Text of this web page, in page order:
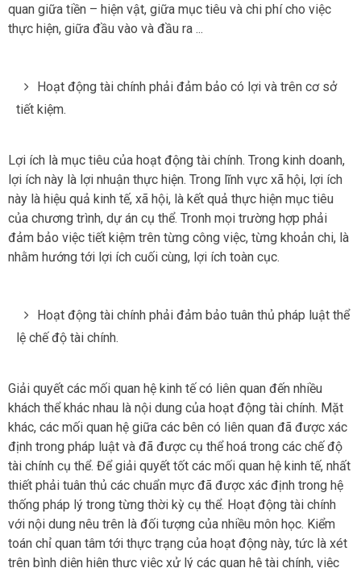
quan giữa tiền – hiện vật, giữa mục tiêu và chi phí cho việc
thực hiện, giữa đầu vào và đầu ra ...
Hoạt động tài chính phải đảm bảo có lợi và trên cơ sở
tiết kiệm.
Lợi ích là mục tiêu của hoạt động tài chính. Trong kinh doanh,
lợi ích này là lợi nhuận thực hiện. Trong lĩnh vực xã hội, lợi ích
này là hiệu quả kinh tế, xã hội, là kết quả thực hiện mục tiêu
của chương trình, dự án cụ thể. Tronh mọi trường hợp phải
đảm bảo việc tiết kiệm trên từng công việc, từng khoản chi, là
nhằm hướng tới lợi ích cuối cùng, lợi ích toàn cục.
Hoạt động tài chính phải đảm bảo tuân thủ pháp luật thể
lệ chế độ tài chính.
Giải quyết các mối quan hệ kinh tế có liên quan đến nhiều
khách thể khác nhau là nội dung của hoạt động tài chính. Mặt
khác, các mối quan hệ giữa các bên có liên quan đã được xác
định trong pháp luật và đã được cụ thể hoá trong các chế độ
tài chính cụ thể. Để giải quyết tốt các mối quan hệ kinh tế, nhất
thiết phải tuân thủ các chuẩn mực đã được xác định trong hệ
thống pháp lý trong từng thời kỳ cụ thể. Hoạt động tài chính
với nội dung nêu trên là đối tượng của nhiều môn học. Kiểm
toán chỉ quan tâm tới thực trạng của hoạt động này, tức là xét
trên bình diện hiện thực việc xử lý các quan hệ tài chính, việc